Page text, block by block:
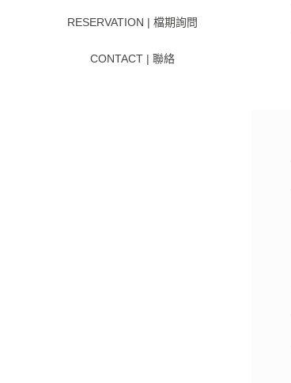
RESERVATION | 檔期詢問
CONTACT | 聯絡